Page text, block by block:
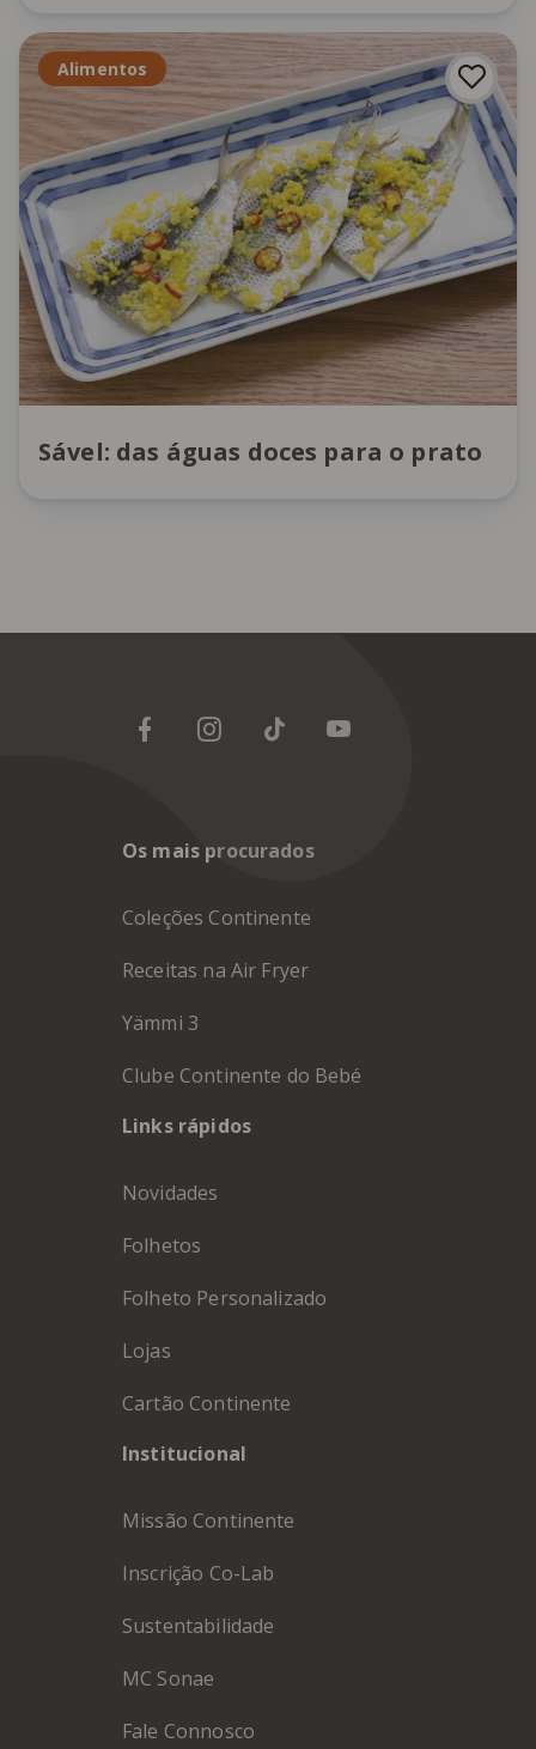
Alimentos
Sável: das águas doces para o prato
Os mais procurados
Coleções Continente
Receitas na Air Fryer
Yämmi 3
Clube Continente do Bebé
Links rápidos
Novidades
Folhetos
Folheto Personalizado
Lojas
Cartão Continente
Institucional
Missão Continente
Inscrição Co-Lab
Sustentabilidade
MC Sonae
Fale Connosco